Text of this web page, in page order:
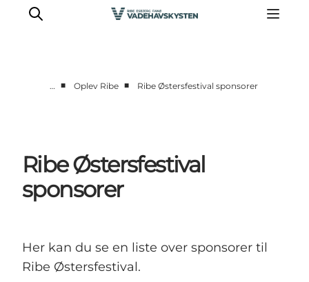
Oplev Fanø
Oplev Mandø
Oplev Vadehavet
… ■ Oplev Ribe ■ Ribe Østersfestival sponsorer
Ribe Østersfestival
sponsorer
Her kan du se en liste over sponsorer til
Ribe Østersfestival.